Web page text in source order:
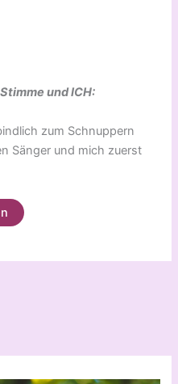
und ICH:
zum Schnuppern
Sänger und mich zuerst